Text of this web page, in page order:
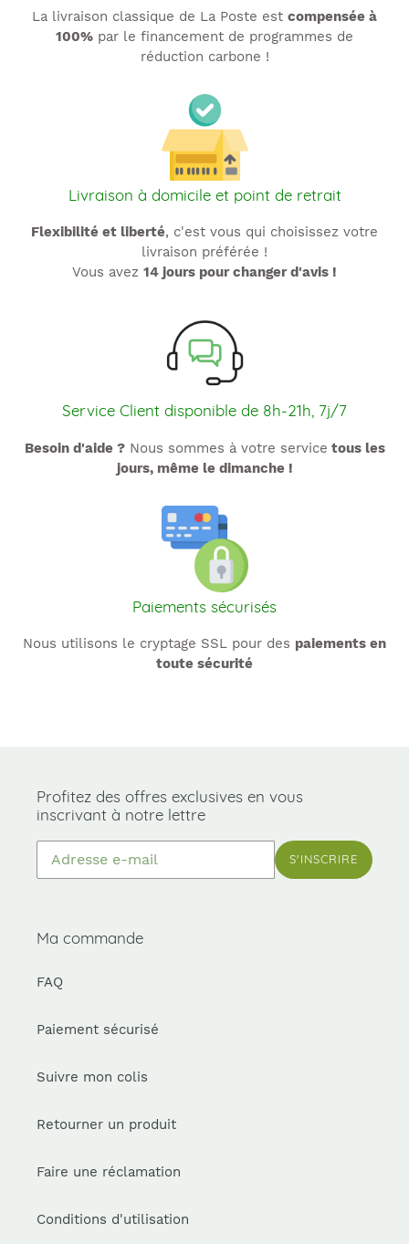
La livraison classique de La Poste est compensée à
100% par le financement de programmes de
réduction carbone !
Livraison à domicile et point de retrait
Flexibilité et liberté, c'est vous qui choisissez votre
livraison préférée !
Vous avez 14 jours pour changer d'avis !
Service Client disponible de 8h-21h, 7j/7
Besoin d'aide ?Nous sommes à votre service tous les
jours, même le dimanche !
Paiements sécurisés
Nous utilisons le cryptage SSL pour des paiements en
toute sécurité
Profitez des offres exclusives en vous
inscrivant à notre lettre
S'INSCRIRE
Ma commande
FAQ
Paiement sécurisé
Suivre mon colis
Retourner un produit
Faire une réclamation
Conditions d'utilisation
naviguer
diaporama
appareil